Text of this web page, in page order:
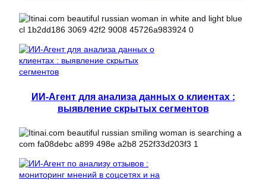
ИИ-Агент для анализа данных о клиентах :
выявление скрытых сегментов